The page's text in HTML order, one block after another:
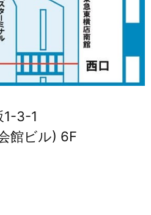
1-3-1
館ビル) 6F